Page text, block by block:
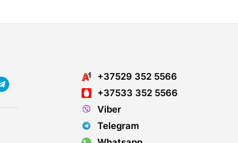
+37529 352 5566
+37533 352 5566
Viber
Telegram